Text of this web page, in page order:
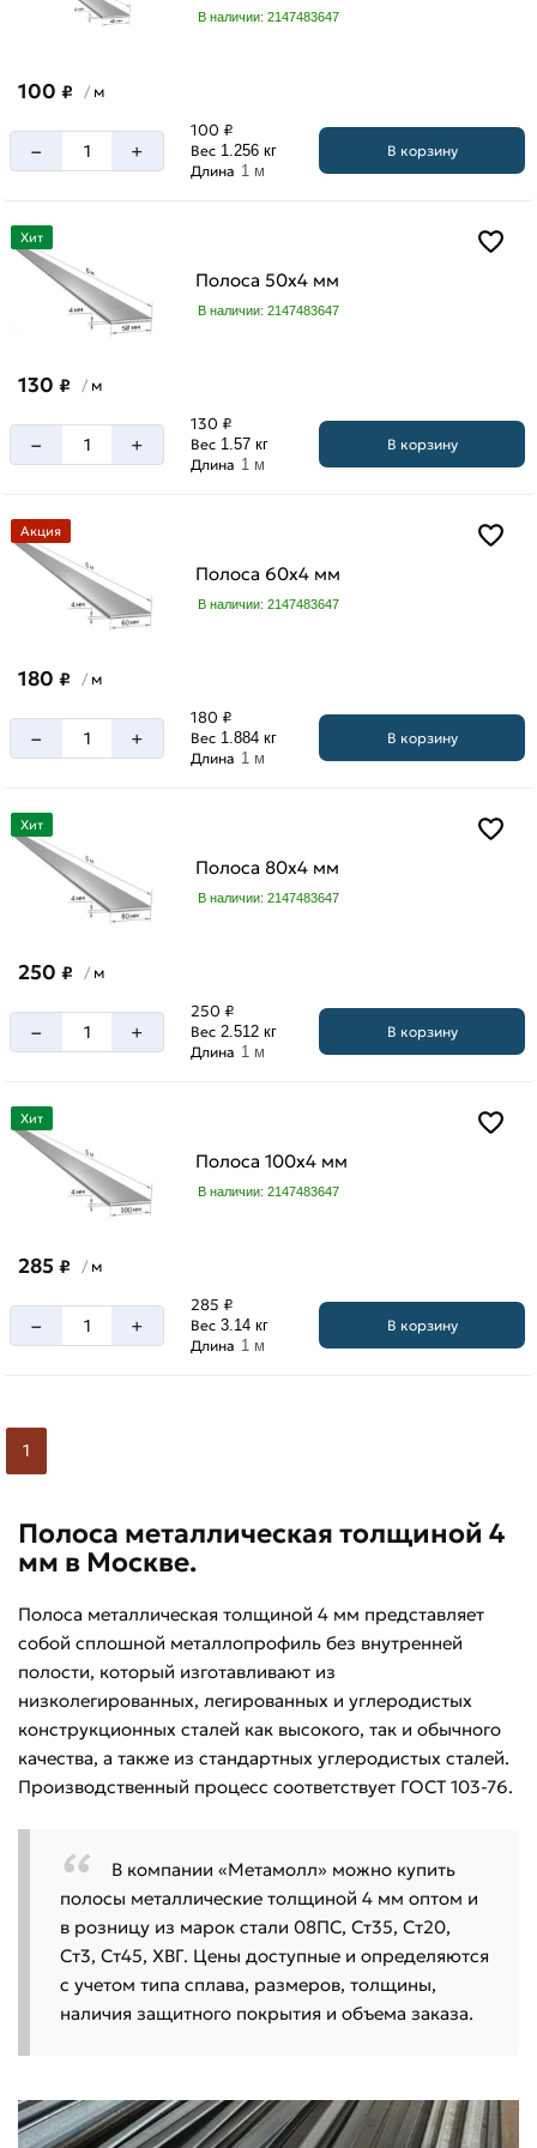
В наличии: 2147483647
100 ₽ / м
– +
100 ₽
Вес 1.256 кг
Длина 1 м
В корзину
Хит
Полоса 50х4 мм
В наличии: 2147483647
130 ₽ / м
– +
130 ₽
Вес 1.57 кг
Длина 1 м
В корзину
Акция
Полоса 60х4 мм
В наличии: 2147483647
180 ₽ / м
– +
180 ₽
Вес 1.884 кг
Длина 1 м
В корзину
Хит
Полоса 80х4 мм
В наличии: 2147483647
250 ₽ / м
– +
250 ₽
Вес 2.512 кг
Длина 1 м
В корзину
Хит
Полоса 100х4 мм
В наличии: 2147483647
285 ₽ / м
– +
285 ₽
Вес 3.14 кг
Длина 1 м
В корзину
1
Полоса металлическая толщиной 4
мм в Москве.
Полоса металлическая толщиной 4 мм представляет
собой сплошной металлопрофиль без внутренней
полости, который изготавливают из
низколегированных, легированных и углеродистых
конструкционных сталей как высокого, так и обычного
качества, а также из стандартных углеродистых сталей.
Производственный процесс соответствует ГОСТ 103-76.
В компании «Метамолл» можно купить
полосы металлические толщиной 4 мм оптом и
в розницу из марок стали 08ПС, Ст35, Ст20,
Ст3, Ст45, ХВГ. Цены доступные и определяются
с учетом типа сплава, размеров, толщины,
наличия защитного покрытия и объема заказа.